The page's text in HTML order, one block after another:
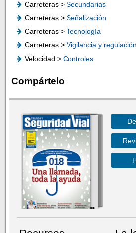
Carreteras > Secundarias
Carreteras > Señalización
Carreteras > Tecnología
Carreteras > Vigilancia y regulación
Velocidad > Controles
Compártelo